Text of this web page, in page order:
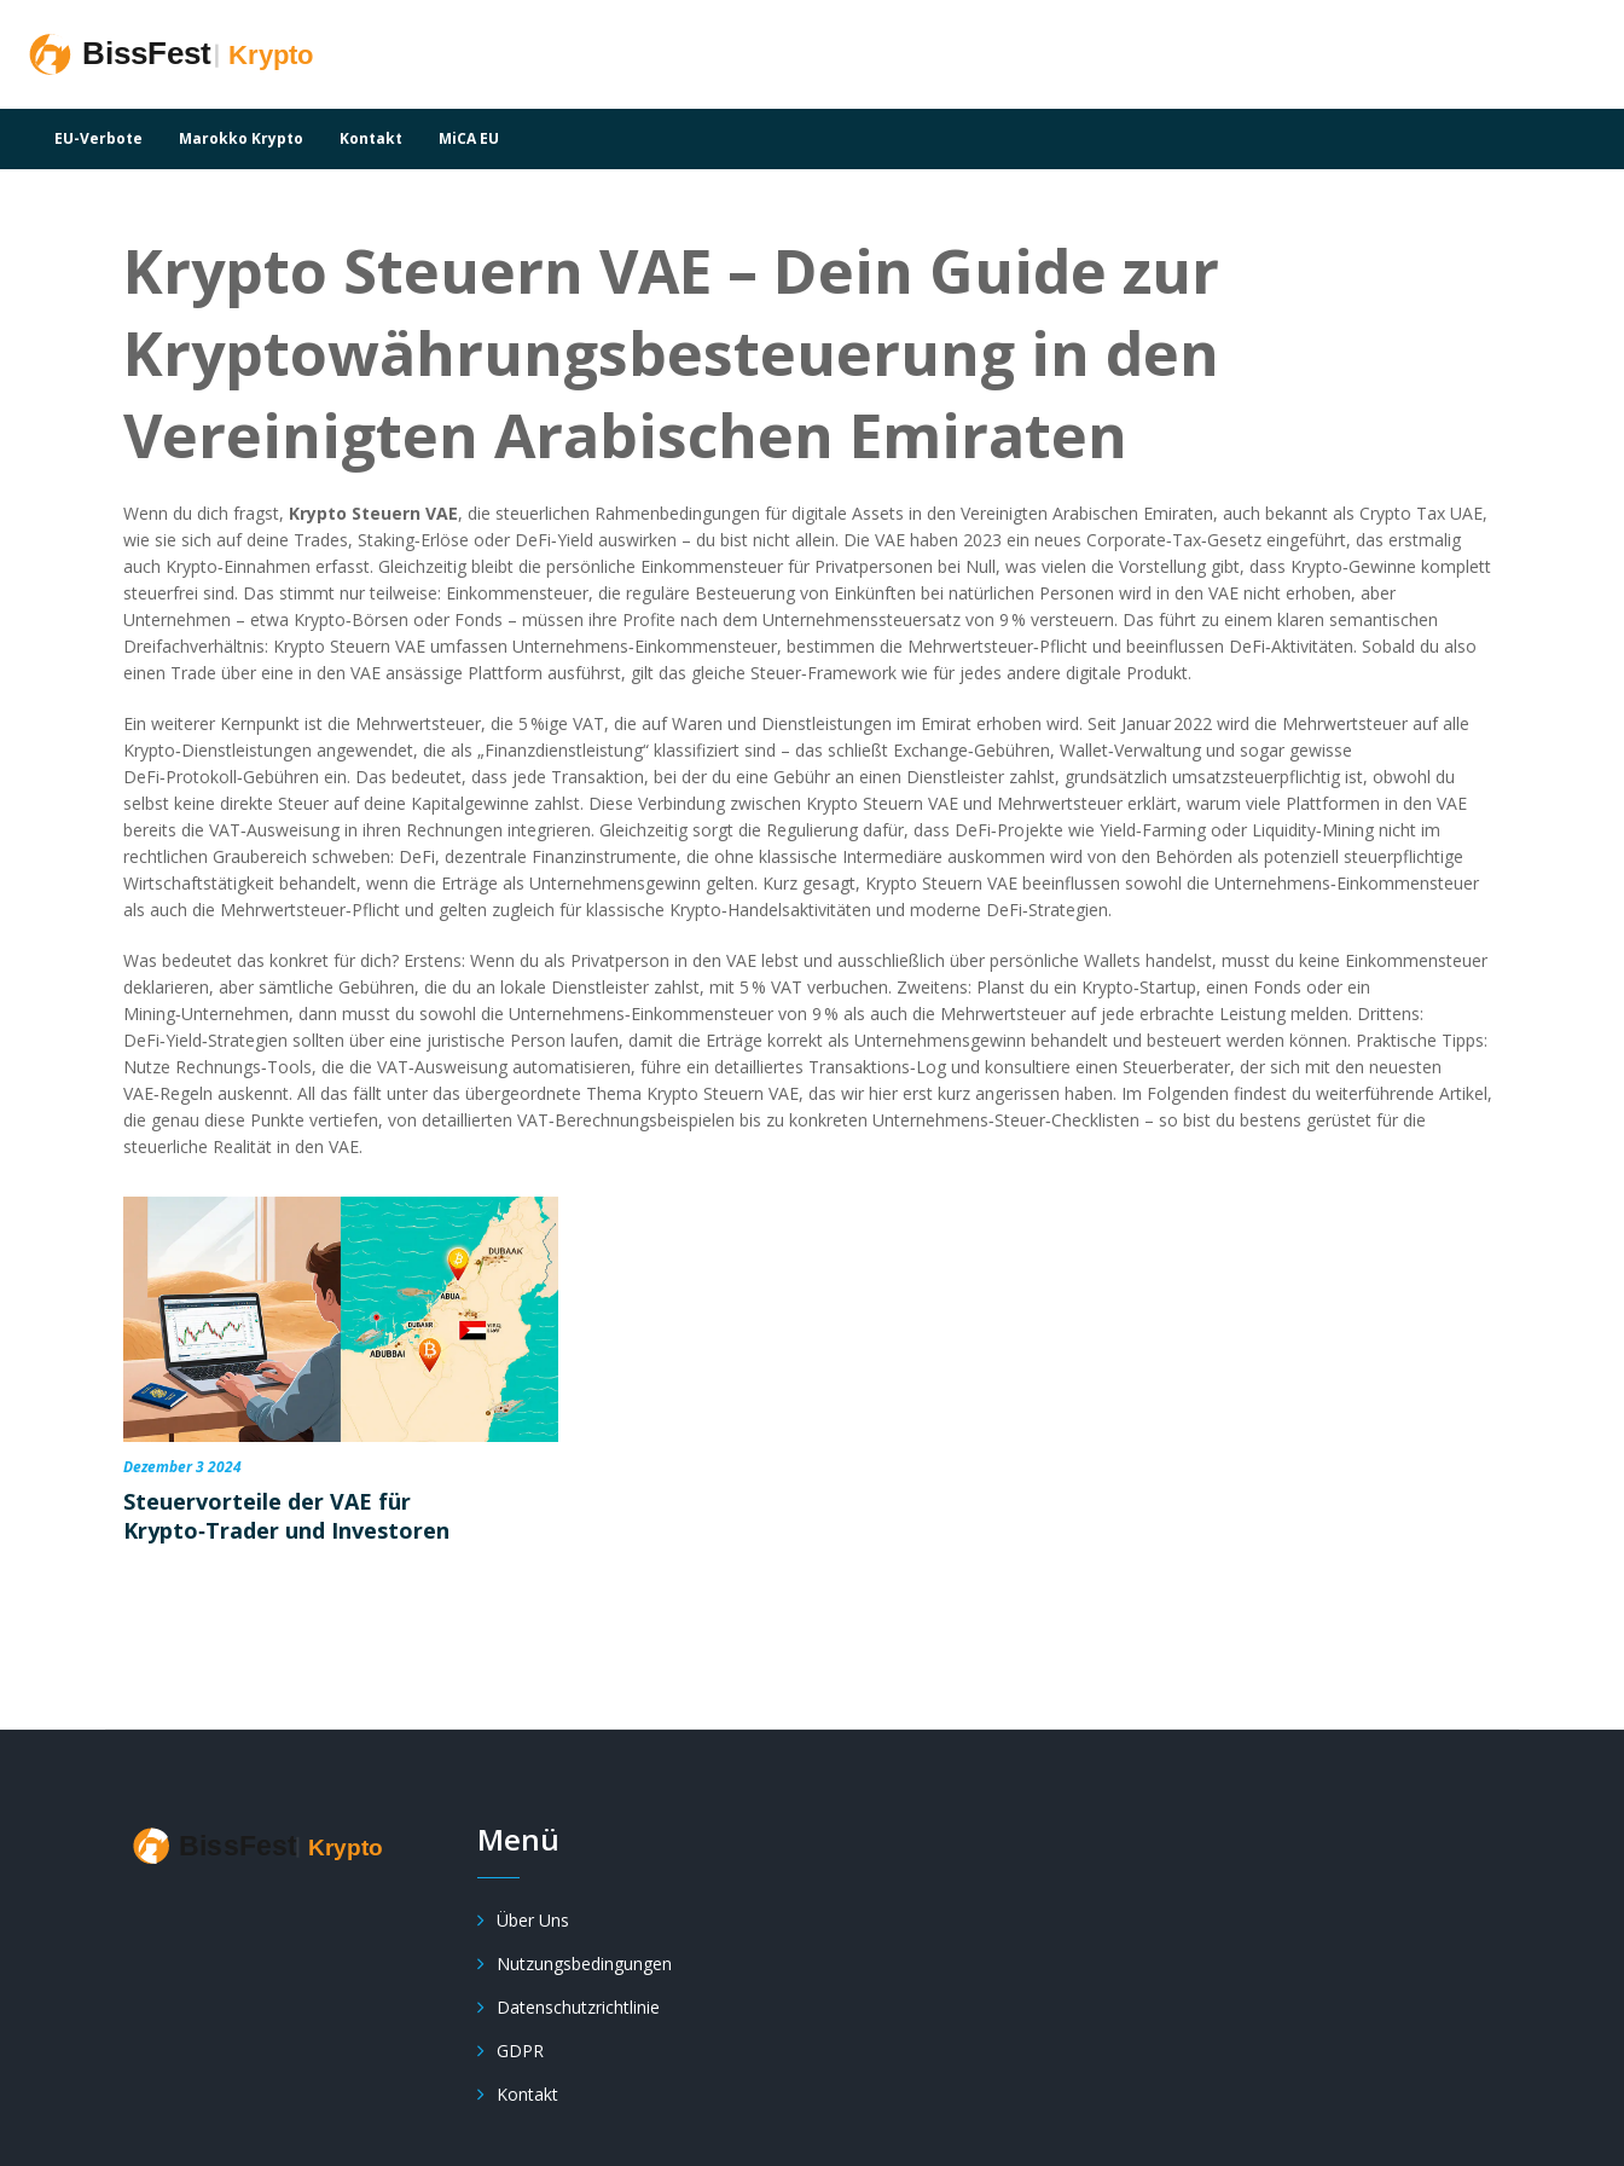
EU-Verbote Marokko Krypto Kontakt MiCA EU
Krypto Steuern VAE – Dein Guide zur
Kryptowährungsbesteuerung in den
Vereinigten Arabischen Emiraten
Wenn du dich fragst, Krypto Steuern VAE, die steuerlichen Rahmenbedingungen für digitale Assets in den Vereinigten Arabischen Emiraten, auch bekannt als Crypto Tax UAE,
wie sie sich auf deine Trades, Staking‑Erlöse oder DeFi‑Yield auswirken – du bist nicht allein. Die VAE haben 2023 ein neues Corporate‑Tax‑Gesetz eingeführt, das erstmalig
auch Krypto‑Einnahmen erfasst. Gleichzeitig bleibt die persönliche Einkommensteuer für Privatpersonen bei Null, was vielen die Vorstellung gibt, dass Krypto‑Gewinne komplett
steuerfrei sind. Das stimmt nur teilweise: Einkommensteuer, die reguläre Besteuerung von Einkünften bei natürlichen Personen wird in den VAE nicht erhoben, aber
Unternehmen – etwa Krypto‑Börsen oder Fonds – müssen ihre Profite nach dem Unternehmenssteuersatz von 9 % versteuern. Das führt zu einem klaren semantischen
Dreifachverhältnis: Krypto Steuern VAE umfassen Unternehmens‑Einkommensteuer, bestimmen die Mehrwertsteuer‑Pflicht und beeinflussen DeFi‑Aktivitäten. Sobald du also
einen Trade über eine in den VAE ansässige Plattform ausführst, gilt das gleiche Steuer‑Framework wie für jedes andere digitale Produkt.
Ein weiterer Kernpunkt ist die Mehrwertsteuer, die 5 %ige VAT, die auf Waren und Dienstleistungen im Emirat erhoben wird. Seit Januar 2022 wird die Mehrwertsteuer auf alle
Krypto‑Dienstleistungen angewendet, die als „Finanzdienstleistung“ klassifiziert sind – das schließt Exchange‑Gebühren, Wallet‑Verwaltung und sogar gewisse
DeFi‑Protokoll‑Gebühren ein. Das bedeutet, dass jede Transaktion, bei der du eine Gebühr an einen Dienstleister zahlst, grundsätzlich umsatzsteuerpflichtig ist, obwohl du
selbst keine direkte Steuer auf deine Kapitalgewinne zahlst. Diese Verbindung zwischen Krypto Steuern VAE und Mehrwertsteuer erklärt, warum viele Plattformen in den VAE
bereits die VAT‑Ausweisung in ihren Rechnungen integrieren. Gleichzeitig sorgt die Regulierung dafür, dass DeFi‑Projekte wie Yield‑Farming oder Liquidity‑Mining nicht im
rechtlichen Graubereich schweben: DeFi, dezentrale Finanzinstrumente, die ohne klassische Intermediäre auskommen wird von den Behörden als potenziell steuerpflichtige
Wirtschaftstätigkeit behandelt, wenn die Erträge als Unternehmensgewinn gelten. Kurz gesagt, Krypto Steuern VAE beeinflussen sowohl die Unternehmens‑Einkommensteuer
als auch die Mehrwertsteuer‑Pflicht und gelten zugleich für klassische Krypto‑Handelsaktivitäten und moderne DeFi‑Strategien.
Was bedeutet das konkret für dich? Erstens: Wenn du als Privatperson in den VAE lebst und ausschließlich über persönliche Wallets handelst, musst du keine Einkommensteuer
deklarieren, aber sämtliche Gebühren, die du an lokale Dienstleister zahlst, mit 5 % VAT verbuchen. Zweitens: Planst du ein Krypto‑Startup, einen Fonds oder ein
Mining‑Unternehmen, dann musst du sowohl die Unternehmens‑Einkommensteuer von 9 % als auch die Mehrwertsteuer auf jede erbrachte Leistung melden. Drittens:
DeFi‑Yield‑Strategien sollten über eine juristische Person laufen, damit die Erträge korrekt als Unternehmensgewinn behandelt und besteuert werden können. Praktische Tipps:
Nutze Rechnungs‑Tools, die die VAT‑Ausweisung automatisieren, führe ein detailliertes Transaktions‑Log und konsultiere einen Steuerberater, der sich mit den neuesten
VAE‑Regeln auskennt. All das fällt unter das übergeordnete Thema Krypto Steuern VAE, das wir hier erst kurz angerissen haben. Im Folgenden findest du weiterführende Artikel,
die genau diese Punkte vertiefen, von detaillierten VAT‑Berechnungsbeispielen bis zu konkreten Unternehmens‑Steuer‑Checklisten – so bist du bestens gerüstet für die
steuerliche Realität in den VAE.
Dezember 3 2024
Steuervorteile der VAE für
Krypto‑Trader und Investoren
Menü
Über Uns
Nutzungsbedingungen
Datenschutzrichtlinie
GDPR
Kontakt